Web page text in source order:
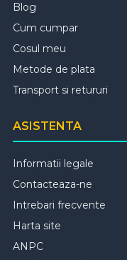
Blog
Cum cumpar
Cosul meu
Metode de plata
Transport si retururi
ASISTENTA
Informatii legale
Contacteaza-ne
Intrebari frecvente
Harta site
ANPC